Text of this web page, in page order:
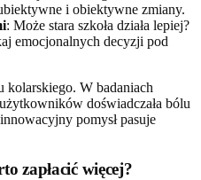
i obiektywne zmiany.
: Może stara szkoła działa lepiej?
emocjonalnych decyzji pod
kolarskiego. W badaniach
doświadczała bólu
pomysł pasuje
zapłacić więcej?